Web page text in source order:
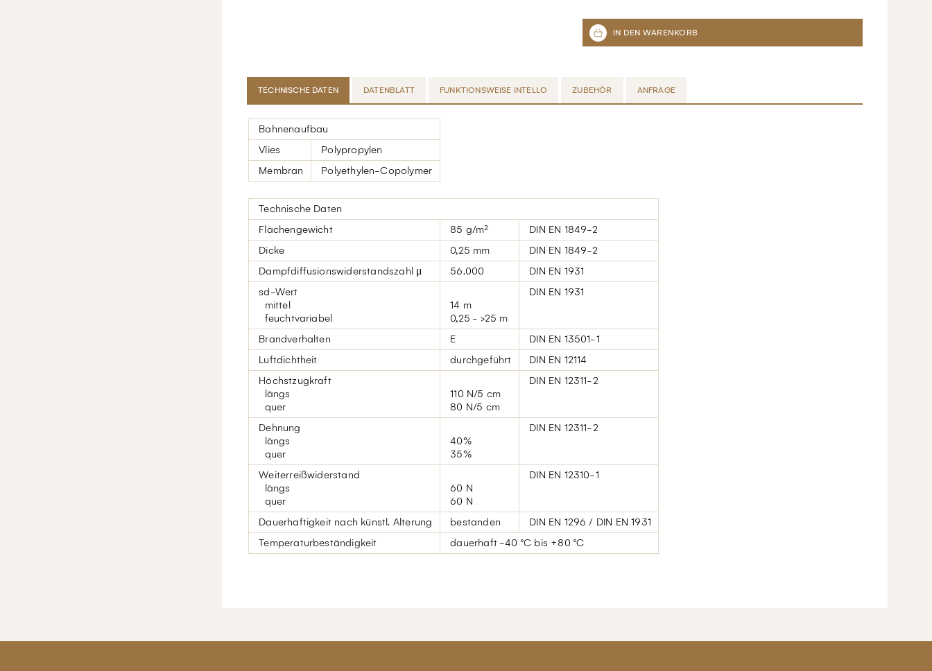
TECHNISCHE DATEN DATENBLATT FUNKTIONSWEISE INTELLO ZUBEHÖR ANFRAGE
Bahnenaufbau
Vlies
Polypropylen
Membran
Polyethylen-Copolymer
Technische Daten
Flächengewicht
85 g/m²
DIN EN 1849-2
Dicke
0,25 mm
DIN EN 1849-2
Dampfdiffusionswiderstandszahl μ
56.000
DIN EN 1931
sd-Wert
mittel
feuchtvariabel
14 m
0,25 - >25 m
DIN EN 1931
Brandverhalten E
DIN EN 13501-1
Luftdichtheit
durchgeführt
DIN EN 12114
Höchstzugkraft
längs
quer
110 N/5 cm
80 N/5 cm
DIN EN 12311-2
Dehnung
längs
quer
40%
35%
DIN EN 12311-2
Weiterreißwiderstand
längs
quer
60 N
60 N
DIN EN 12310-1
Dauerhaftigkeit nach künstl. Alterung bestanden
DIN EN 1296 / DIN EN 1931
Temperaturbeständigkeit
dauerhaft -40 °C bis +80 °C